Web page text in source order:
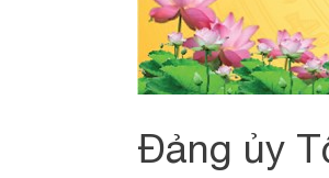
Đảng ủy